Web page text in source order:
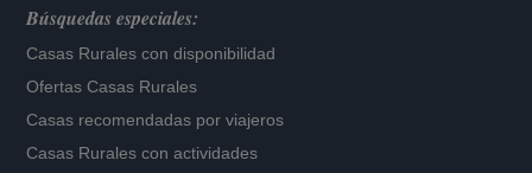
Búsquedas especiales:
Casas Rurales con disponibilidad
Ofertas Casas Rurales
Casas recomendadas por viajeros
Casas Rurales con actividades